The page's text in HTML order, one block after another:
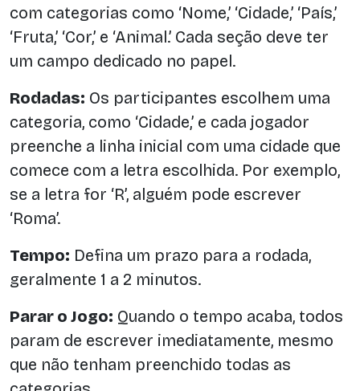
com categorias como ‘Nome,’ ‘Cidade,’ ‘País,’
‘Fruta,’ ‘Cor,’ e ‘Animal.’ Cada seção deve ter
um campo dedicado no papel.
Rodadas: Os participantes escolhem uma
categoria, como ‘Cidade,’ e cada jogador
preenche a linha inicial com uma cidade que
comece com a letra escolhida. Por exemplo,
se a letra for ‘R’, alguém pode escrever
‘Roma’.
Tempo: Defina um prazo para a rodada,
geralmente 1 a 2 minutos.
Parar o Jogo: Quando o tempo acaba, todos
param de escrever imediatamente, mesmo
que não tenham preenchido todas as